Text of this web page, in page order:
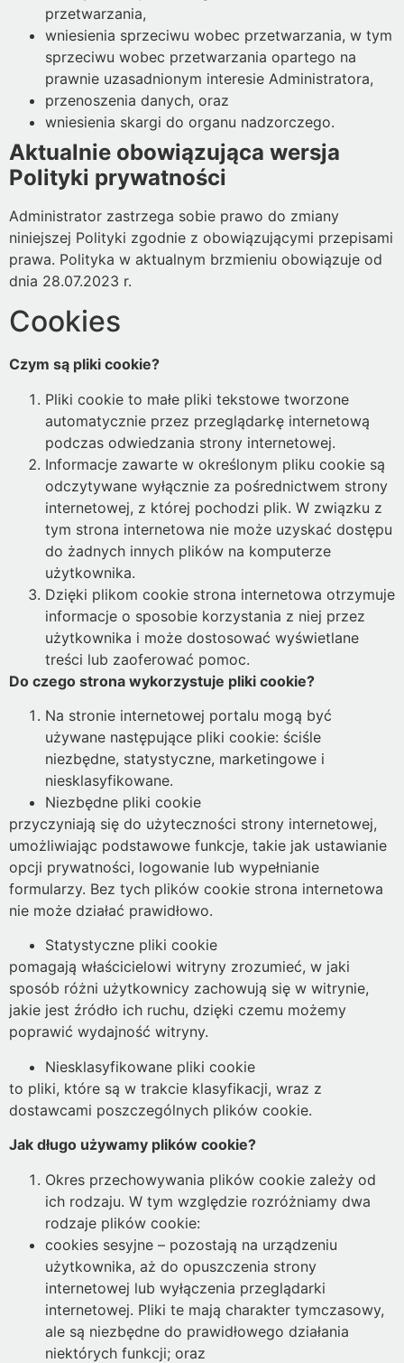
przetwarzania,
wniesienia sprzeciwu wobec przetwarzania, w tym
sprzeciwu wobec przetwarzania opartego na
prawnie uzasadnionym interesie Administratora,
przenoszenia danych, oraz
wniesienia skargi do organu nadzorczego.
Aktualnie obowiązująca wersja
Polityki prywatności
Administrator zastrzega sobie prawo do zmiany
niniejszej Polityki zgodnie z obowiązującymi przepisami
prawa. Polityka w aktualnym brzmieniu obowiązuje od
dnia 28.07.2023 r.
Cookies
Czym są pliki cookie?
Pliki cookie to małe pliki tekstowe tworzone
automatycznie przez przeglądarkę internetową
podczas odwiedzania strony internetowej.
Informacje zawarte w określonym pliku cookie są
odczytywane wyłącznie za pośrednictwem strony
internetowej, z której pochodzi plik. W związku z
tym strona internetowa nie może uzyskać dostępu
do żadnych innych plików na komputerze
użytkownika.
Dzięki plikom cookie strona internetowa otrzymuje
informacje o sposobie korzystania z niej przez
użytkownika i może dostosować wyświetlane
treści lub zaoferować pomoc.
Do czego strona wykorzystuje pliki cookie?
Na stronie internetowej portalu mogą być
używane następujące pliki cookie: ściśle
niezbędne, statystyczne, marketingowe i
niesklasyfikowane.
Niezbędne pliki cookie
przyczyniają się do użyteczności strony internetowej,
umożliwiając podstawowe funkcje, takie jak ustawianie
opcji prywatności, logowanie lub wypełnianie
formularzy. Bez tych plików cookie strona internetowa
nie może działać prawidłowo.
Statystyczne pliki cookie
pomagają właścicielowi witryny zrozumieć, w jaki
sposób różni użytkownicy zachowują się w witrynie,
jakie jest źródło ich ruchu, dzięki czemu możemy
poprawić wydajność witryny.
Niesklasyfikowane pliki cookie
to pliki, które są w trakcie klasyfikacji, wraz z
dostawcami poszczególnych plików cookie.
Jak długo używamy plików cookie?
Okres przechowywania plików cookie zależy od
ich rodzaju. W tym względzie rozróżniamy dwa
rodzaje plików cookie:
cookies sesyjne – pozostają na urządzeniu
użytkownika, aż do opuszczenia strony
internetowej lub wyłączenia przeglądarki
internetowej. Pliki te mają charakter tymczasowy,
ale są niezbędne do prawidłowego działania
niektórych funkcji; oraz